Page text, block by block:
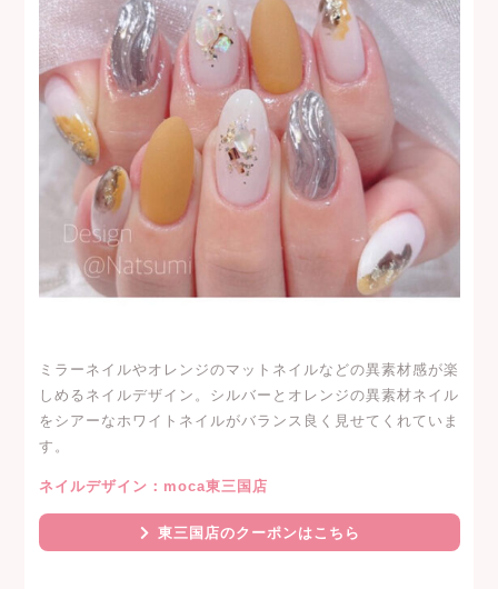
ミラーネイルやオレンジのマットネイルなどの異素材感が楽
しめるネイルデザイン。シルバーとオレンジの異素材ネイル
をシアーなホワイトネイルがバランス良く見せてくれていま
す。
ネイルデザイン：moca東三国店
東三国店のクーポンはこちら